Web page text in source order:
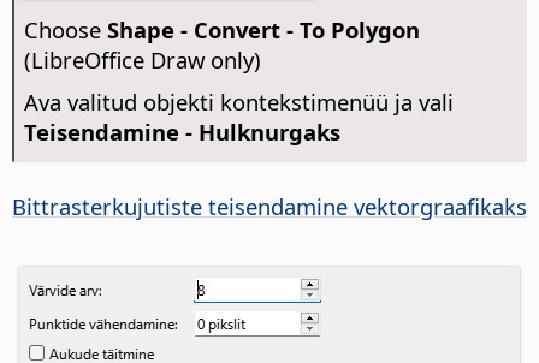
Choose Shape - Convert - To Polygon
(LibreOffice Draw only)
Ava valitud objekti kontekstimenüü ja vali
Teisendamine - Hulknurgaks
Bittrasterkujutiste teisendamine vektorgraafikaks